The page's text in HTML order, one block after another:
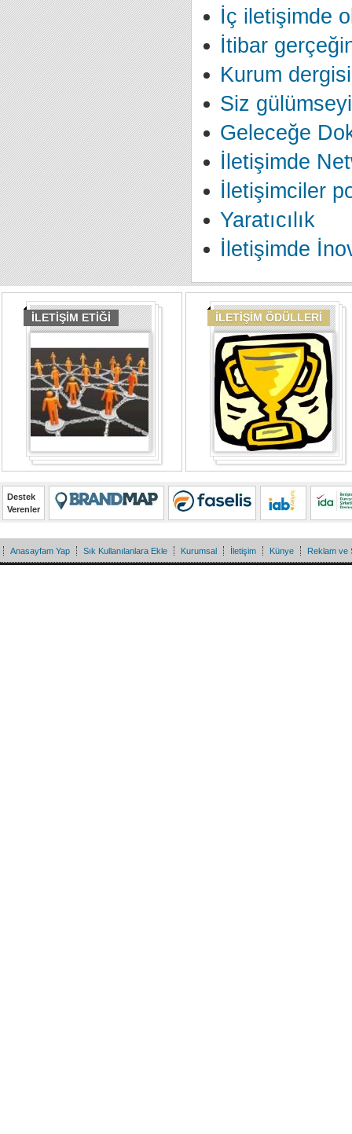
İç iletişimde
İtibar
Kurum
Siz
Geleceğe
İletişimde
İletişimciler
Yaratıcılık
İletişimde
İLETİŞİM ETİĞİ İLETİŞİM ÖDÜLLERİ
Destek
Verenler
Anasayfam Yap Sık Kullanılanlara Ekle Kurumsal İletişim Künye Reklam ve